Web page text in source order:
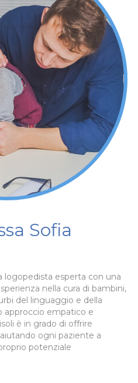
Sofia
logopedista esperta con una
nella cura di bambini,
del linguaggio e della
approccio empatico e
è in grado di offrire
ogni paziente a
potenziale